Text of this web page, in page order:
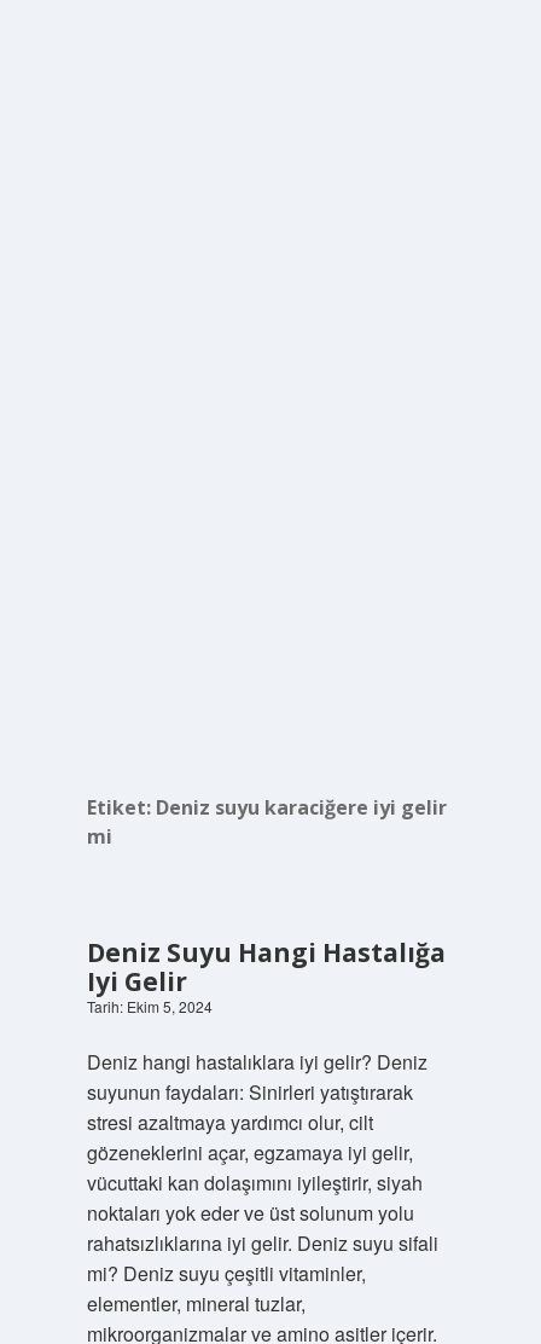
Etiket: Deniz suyu karaciğere iyi gelir
mi
Deniz Suyu Hangi Hastalığa
Iyi Gelir
Tarih: Ekim 5, 2024
Deniz hangi hastalıklara iyi gelir? Deniz
suyunun faydaları: Sinirleri yatıştırarak
stresi azaltmaya yardımcı olur, cilt
gözeneklerini açar, egzamaya iyi gelir,
vücuttaki kan dolaşımını iyileştirir, siyah
noktaları yok eder ve üst solunum yolu
rahatsızlıklarına iyi gelir. Deniz suyu sifali
mi? Deniz suyu çeşitli vitaminler,
elementler, mineral tuzlar,
mikroorganizmalar ve amino asitler içerir.